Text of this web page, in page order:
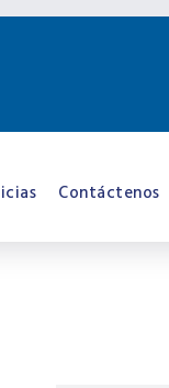
Contáctenos